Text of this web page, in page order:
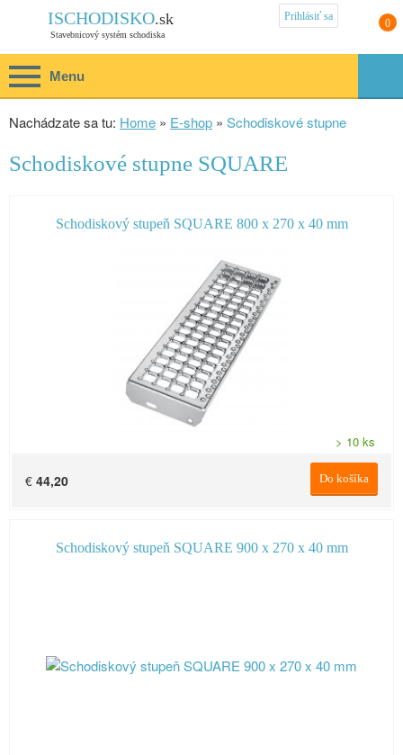
ISCHODISKO Prihlásiť sa
0
Menu
Nachádzate sa tu: Home » E-shop » Schodiskové stupne
Schodiskové stupne SQUARE
Schodiskový stupeň SQUARE 800 x 270 x 40 mm
> 10 ks
Do košíka
€ 44,20
Schodiskový stupeň SQUARE 900 x 270 x 40 mm